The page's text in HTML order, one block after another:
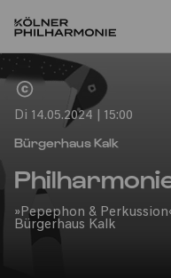
Home
Di 14.05.2024 | 15:00
Bürgerhaus Kalk
»Pepephon &
Bürgerhaus Kalk